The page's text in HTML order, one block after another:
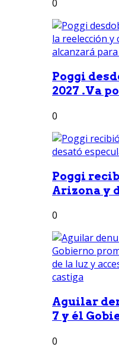
0
Poggi
2027 .Va
0
Poggi
Arizona y
0
Aguilar
7 y él
0